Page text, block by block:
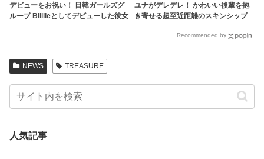
デビューをお祝い！ 日韓ガールズグ
ループ Billlieとしてデビューした彼女
ユナがデレデレ！ かわいい後輩を抱
き寄せる超至近距離のスキンシップ
Recommended by
NEWS TREASURE
人気記事